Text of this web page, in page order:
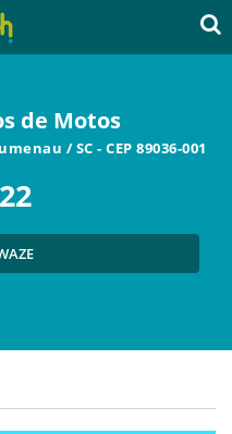
de Motos
/SC - CEP 89036-001